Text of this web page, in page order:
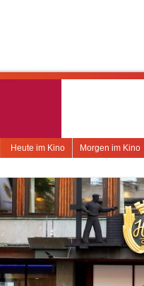
Morgen im Kino
Heute im Kino